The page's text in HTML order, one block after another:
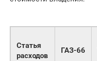
Статья
расходов
ГАЗ-66